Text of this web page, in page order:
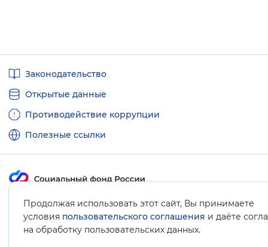
Продолжая использовать этот сайт, Вы принимаете
условия пользовательского соглашения и даёте
на обработку пользовательских данных.
ссылкиЗаконодательство
Открытые данные
Противодействие коррупции
Полезные ссылки
Карта сайта